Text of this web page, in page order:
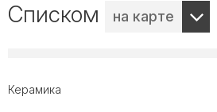
Списком на карте
Керамика